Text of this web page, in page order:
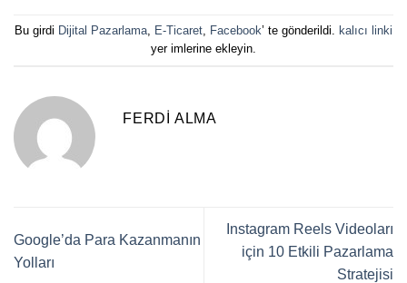
Bu girdi Dijital Pazarlama E-Ticaret Facebook’ te gönderildi.
kalıcı linki
yer imlerine ekleyin.
FERDI ALMA
Google’da Para Kazanmanın
Yolları
Instagram Reels Videoları
için 10 Etkili Pazarlama
Stratejisi